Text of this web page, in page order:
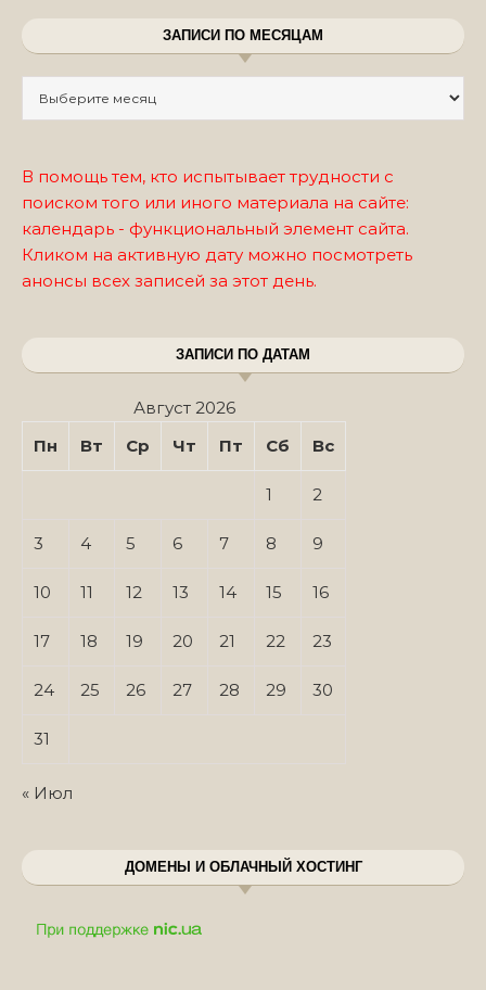
ЗАПИСИ ПО МЕСЯЦАМ
В помощь тем, кто испытывает трудности с
поиском того или иного материала на сайте:
календарь - функциональный элемент сайта.
Кликом на активную дату можно посмотреть
анонсы всех записей за этот день.
ЗАПИСИ ПО ДАТАМ
Август 2026
Пн
Вт Ср Чт Пт Сб Вс
1 2
3 4 5 6 7 8 9
10 11 12 13 14 15 16
17 18 19 20 21 22 23
24 25 26 27 28 29 30
31
« Июл
ДОМЕНЫ И ОБЛАЧНЫЙ ХОСТИНГ